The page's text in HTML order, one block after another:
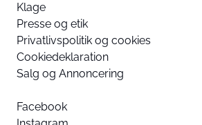
Klage
Presse og etik
Privatlivspolitik og cookies
Cookiedeklaration
Salg og Annoncering
Facebook